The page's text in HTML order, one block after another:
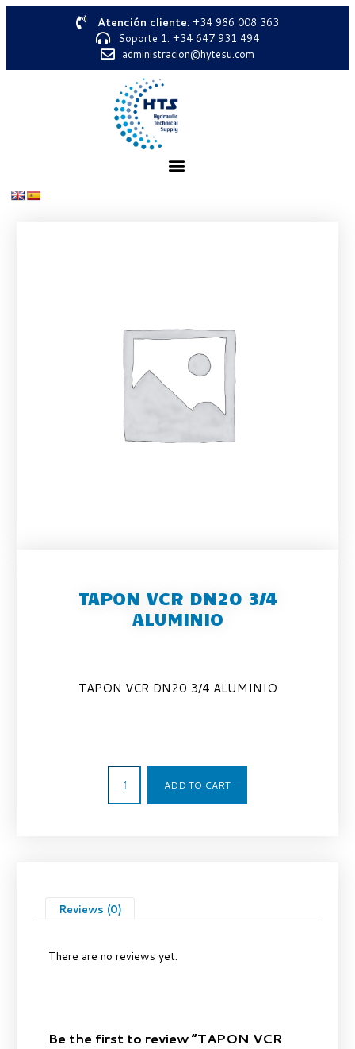
Atención cliente: +34 986 008 363
Soporte 1: +34 647 931 494
administracion@hytesu.com
TAPON VCR DN20 3/4
ALUMINIO
TAPON VCR DN20 3/4 ALUMINIO
ADD TO CART
Reviews (0)
There are no reviews yet.
Be the first to review “TAPON VCR